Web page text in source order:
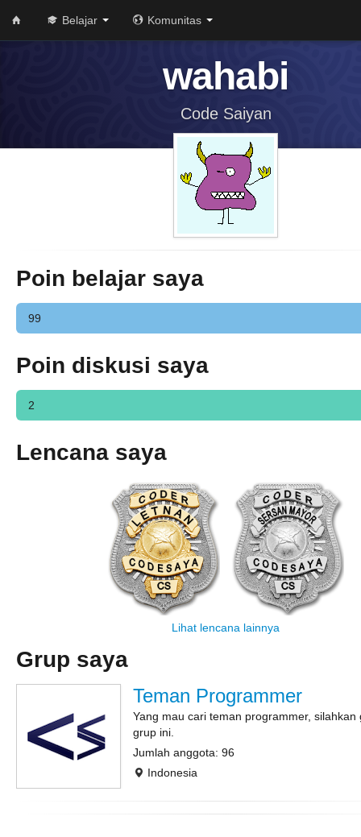
Belajar Komunitas
wahabi
Code Saiyan
Poin belajar saya
99
Poin diskusi saya
2
Lencana saya
Lihat lencana lainnya
Grup saya
Teman Programmer
Yang mau cari teman programmer, silahkan
grup ini.
Jumlah anggota: 96
Indonesia